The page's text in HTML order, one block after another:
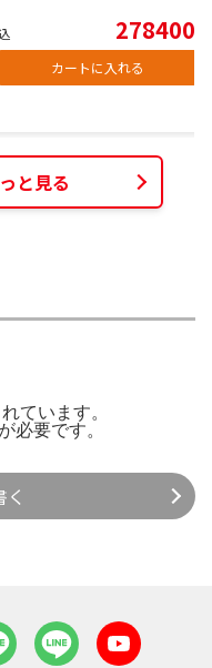
278400
カートに入れる
と見る
ています。
が必要です。